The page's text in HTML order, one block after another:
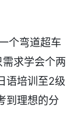
个弯道超车
求学会个两
语培训至2级
到理想的分